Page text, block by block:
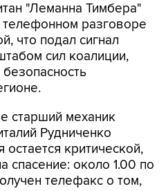
"Леманна Тимбера"
разговоре
что подал сигнал
сил коалиции,
старший механик
Рудниченко
остается критической,
спасение: около 1.00 по
телефакс о том,